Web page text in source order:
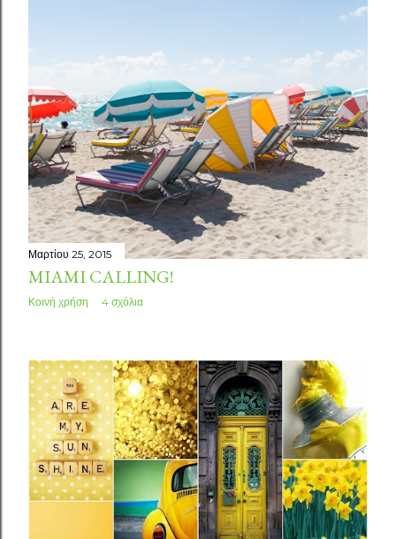
Μαρτίου 25, 2015
MIAMI CALLING!
Κοινή χρήση 4 σχόλια